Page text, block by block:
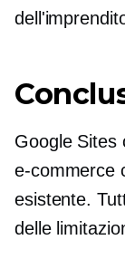
Google Sites
e-commerce
esistente.
delle